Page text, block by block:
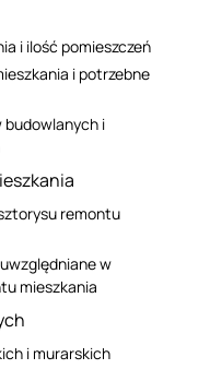
i ilość pomieszczeń
i potrzebne
budowlanych i
remontu
w
mieszkania
i murarskich